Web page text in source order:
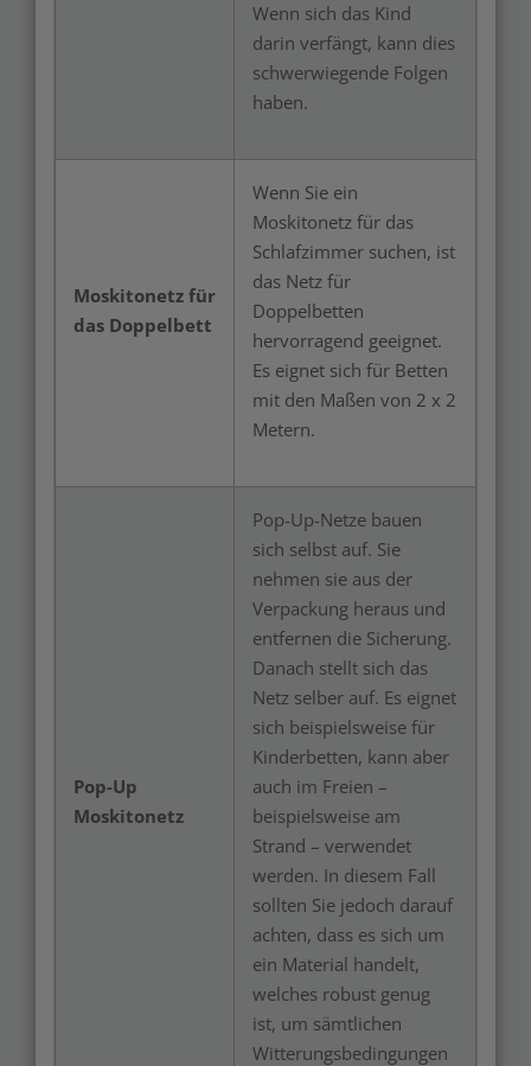
Wenn sich das Kind
darin verfängt, kann dies
schwerwiegende Folgen
haben.
Moskitonetz für
das Doppelbett
Wenn Sie ein
Moskitonetz für das
Schlafzimmer suchen, ist
das Netz für
Doppelbetten
hervorragend geeignet.
Es eignet sich für Betten
mit den Maßen von 2 x 2
Metern.
Pop-Up
Moskitonetz
Pop-Up-Netze bauen
sich selbst auf. Sie
nehmen sie aus der
Verpackung heraus und
entfernen die Sicherung.
Danach stellt sich das
Netz selber auf. Es eignet
sich beispielsweise für
Kinderbetten, kann aber
auch im Freien –
beispielsweise am
Strand – verwendet
werden. In diesem Fall
sollten Sie jedoch darauf
achten, dass es sich um
ein Material handelt,
welches robust genug
ist, um sämtlichen
Witterungsbedingungen